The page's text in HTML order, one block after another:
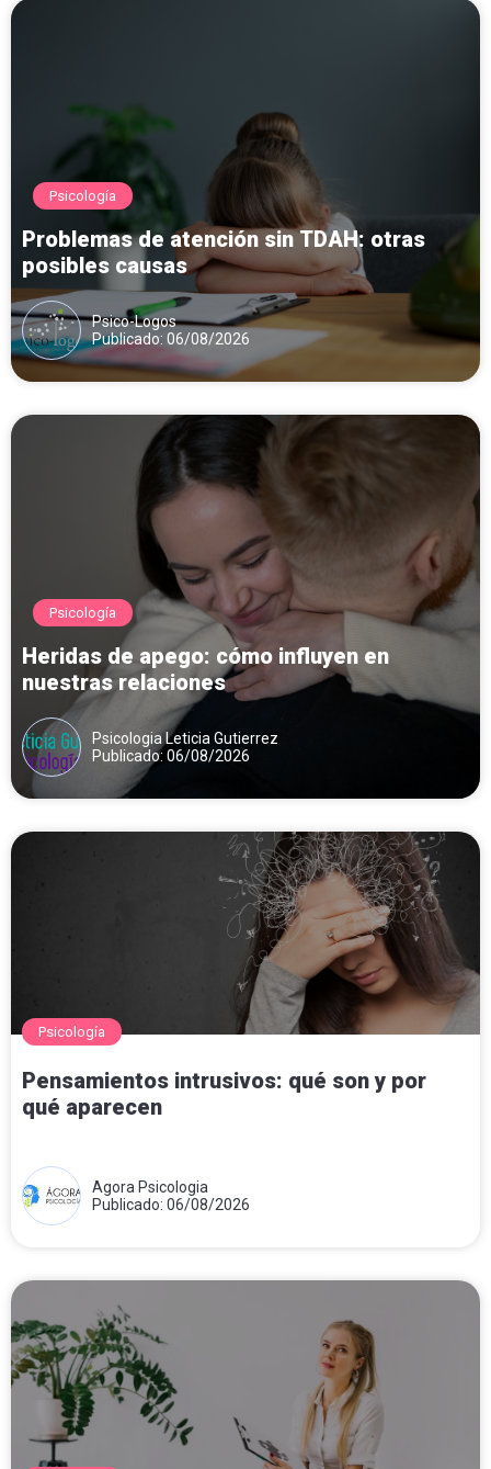
Psicología
Problemas de atención sin TDAH: otras
posibles causas
Psico-Logos
Publicado: 06/08/2026
Psicología
Heridas de apego: cómo influyen en
nuestras relaciones
Psicologia Leticia Gutierrez
Publicado: 06/08/2026
Psicología
Pensamientos intrusivos: qué son y por
qué aparecen
Agora Psicologia
Publicado: 06/08/2026